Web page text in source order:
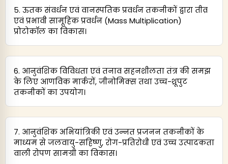
5. ऊतक संवर्धन एवं वानस्पतिक प्रवर्धन तकनीकों द्वारा तीव्र
एवं प्रभावी सामूहिक प्रवर्धन (Mass Multiplication)
प्रोटोकॉल का विकास।
6. आनुवंशिक विविधता एवं तनाव सहनशीलता तंत्र की समझ
के लिए आणविक मार्करों, जीनोमिक्स तथा उच्च-थ्रूपुट
तकनीकों का उपयोग।
7. आनुवंशिक अभियांत्रिकी एवं उन्नत प्रजनन तकनीकों के
माध्यम से जलवायु-सहिष्णु, रोग-प्रतिरोधी एवं उच्च उत्पादकता
वाली रोपण सामग्री का विकास।